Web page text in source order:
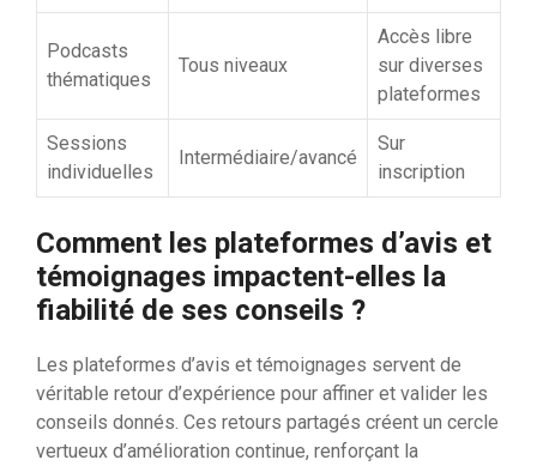
Podcasts
thématiques
Tous niveaux
Accès libre
sur diverses
plateformes
Sessions
individuelles
Intermédiaire/avancé
Sur
inscription
Comment les plateformes d’avis et
témoignages impactent-elles la
fiabilité de ses conseils ?
Les plateformes d’avis et témoignages servent de
véritable retour d’expérience pour affiner et valider les
conseils donnés. Ces retours partagés créent un cercle
vertueux d’amélioration continue, renforçant la